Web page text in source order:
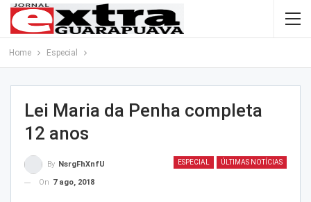
Home Especial
Lei Maria da Penha completa
12 anos
ESPECIAL ÚLTIMAS NOTÍCIAS
By NsrgFhXnfU
On 7 ago, 2018